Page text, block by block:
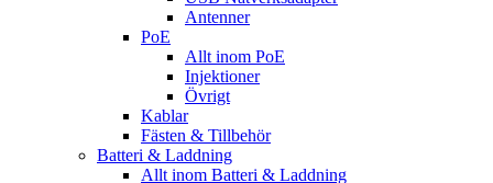
Antenner
PoE
Allt inom PoE
Injektioner
Övrigt
Kablar
Fästen & Tillbehör
Batteri & Laddning
Allt inom Batteri & Laddning